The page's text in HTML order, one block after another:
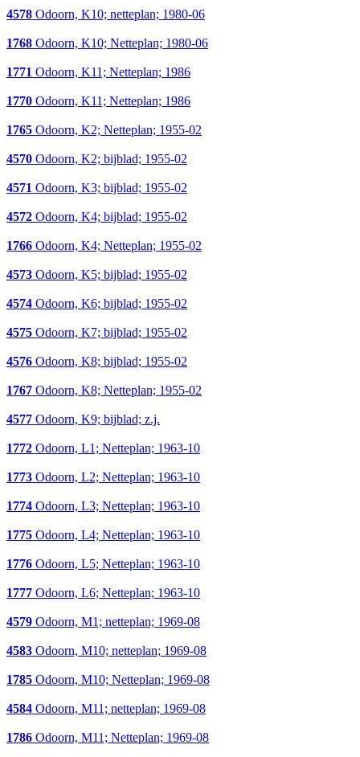
4578 Odoorn, K10; netteplan; 1980-06
1768 Odoorn, K10; Netteplan; 1980-06
1771 Odoorn, K11; Netteplan; 1986
1770 Odoorn, K11; Netteplan; 1986
1765 Odoorn, K2; Netteplan; 1955-02
4570 Odoorn, K2; bijblad; 1955-02
4571 Odoorn, K3; bijblad; 1955-02
4572 Odoorn, K4; bijblad; 1955-02
1766 Odoorn, K4; Netteplan; 1955-02
4573 Odoorn, K5; bijblad; 1955-02
4574 Odoorn, K6; bijblad; 1955-02
4575 Odoorn, K7; bijblad; 1955-02
4576 Odoorn, K8; bijblad; 1955-02
1767 Odoorn, K8; Netteplan; 1955-02
4577 Odoorn, K9; bijblad; z.j.
1772 Odoorn, L1; Netteplan; 1963-10
1773 Odoorn, L2; Netteplan; 1963-10
1774 Odoorn, L3; Netteplan; 1963-10
1775 Odoorn, L4; Netteplan; 1963-10
1776 Odoorn, L5; Netteplan; 1963-10
1777 Odoorn, L6; Netteplan; 1963-10
4579 Odoorn, M1; netteplan; 1969-08
4583 Odoorn, M10; netteplan; 1969-08
1785 Odoorn, M10; Netteplan; 1969-08
4584 Odoorn, M11; netteplan; 1969-08
1786 Odoorn, M11; Netteplan; 1969-08